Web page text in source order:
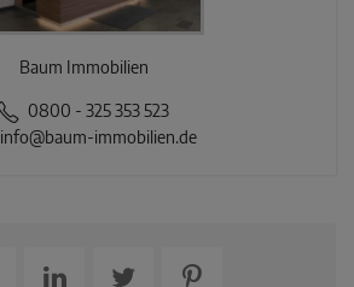
Baum Immobilien
0800 - 325 353 523
info@baum-immobilien.de